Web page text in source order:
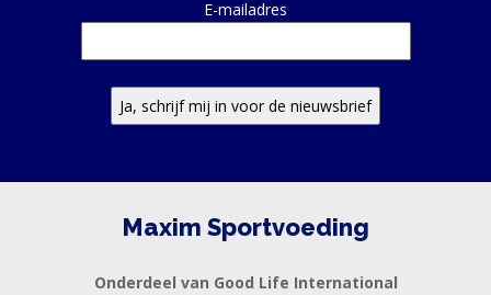
E-mailadres
Maxim Sportvoeding
Onderdeel van Good Life International